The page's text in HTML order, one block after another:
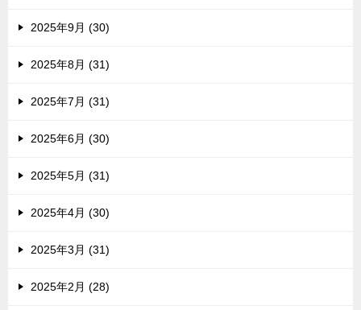
2025年9月 (30)
2025年8月 (31)
2025年7月 (31)
2025年6月 (30)
2025年5月 (31)
2025年4月 (30)
2025年3月 (31)
2025年2月 (28)